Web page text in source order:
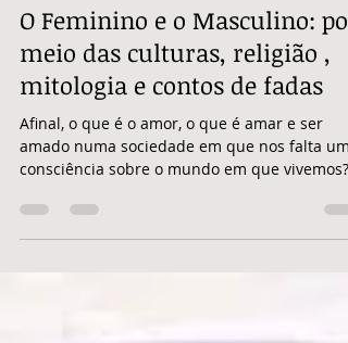
Solange Bertolotto Schneider
11 de jan. de 2022
2 min de leitura
O Feminino e o Masculino: por
meio das culturas, religião ,
mitologia e contos de fadas
Afinal, o que é o amor, o que é amar e ser
amado numa sociedade em que nos falta uma